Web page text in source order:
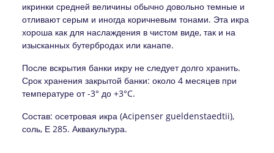
икринки средней величины обычно довольно темные и
отливают серым и иногда коричневым тонами. Эта икра
хороша как для наслаждения в чистом виде, так и на
изысканных бутербродах или канапе.
После вскрытия банки икру не следует долго хранить.
Срок хранения закрытой банки: около 4 месяцев при
температуре от -3° до +3°C.
Состав: осетровая икра (Acipenser gueldenstaedtii),
соль, Е 285. Аквакультура.